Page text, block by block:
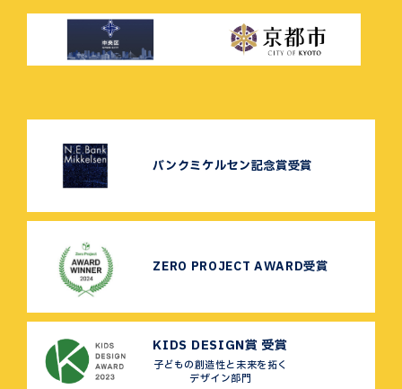
バンクミケルセン記念賞受賞
ZERO PROJECT AWARD受賞
KIDS DESIGN賞 受賞
子どもの創造性と未来を拓く
デザイン部門